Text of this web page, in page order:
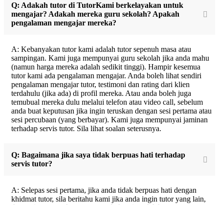
Q: Adakah tutor di TutorKami berkelayakan untuk
mengajar? Adakah mereka guru sekolah? Apakah
pengalaman mengajar mereka?
A: Kebanyakan tutor kami adalah tutor sepenuh masa atau
sampingan. Kami juga mempunyai guru sekolah jika anda mahu
(namun harga mereka adalah sedikit tinggi). Hampir kesemua
tutor kami ada pengalaman mengajar. Anda boleh lihat sendiri
pengalaman mengajar tutor, testimoni dan rating dari klien
terdahulu (jika ada) di profil mereka. Atau anda boleh juga
temubual mereka dulu melalui telefon atau video call, sebelum
anda buat keputusan jika ingin teruskan dengan sesi pertama atau
sesi percubaan (yang berbayar). Kami juga mempunyai jaminan
terhadap servis tutor. Sila lihat soalan seterusnya.
Q: Bagaimana jika saya tidak berpuas hati terhadap
servis tutor?
A: Selepas sesi pertama, jika anda tidak berpuas hati dengan
khidmat tutor, sila beritahu kami jika anda ingin tutor yang lain,